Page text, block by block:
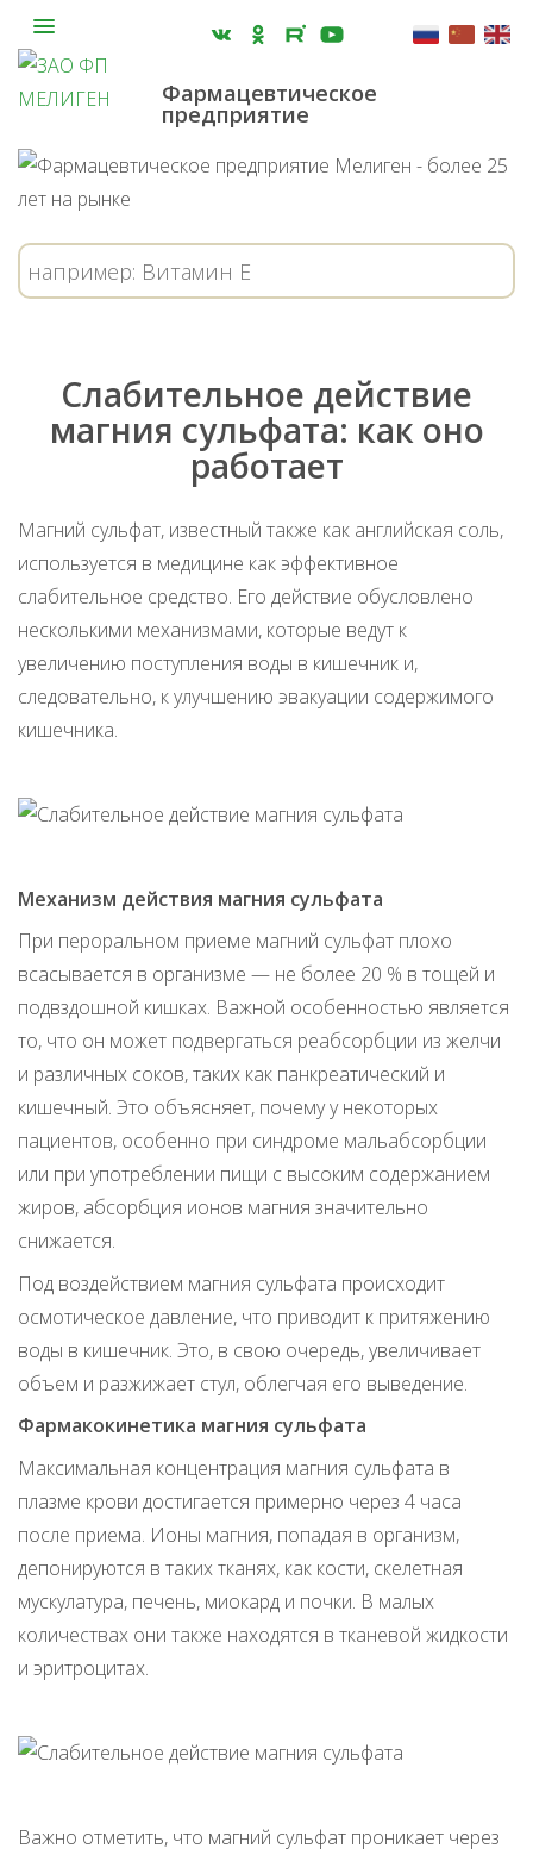
Фармацевтическое
предприятие
Слабительное действие
магния сульфата: как оно
работает
Магний сульфат, известный также как английская соль,
используется в медицине как эффективное
слабительное средство. Его действие обусловлено
несколькими механизмами, которые ведут к
увеличению поступления воды в кишечник и,
следовательно, к улучшению эвакуации содержимого
кишечника.
Механизм действия магния сульфата
При пероральном приеме магний сульфат плохо
всасывается в организме — не более 20 % в тощей и
подвздошной кишках. Важной особенностью является
то, что он может подвергаться реабсорбции из желчи
и различных соков, таких как панкреатический и
кишечный. Это объясняет, почему у некоторых
пациентов, особенно при синдроме мальабсорбции
или при употреблении пищи с высоким содержанием
жиров, абсорбция ионов магния значительно
снижается.
Под воздействием магния сульфата происходит
осмотическое давление, что приводит к притяжению
воды в кишечник. Это, в свою очередь, увеличивает
объем и разжижает стул, облегчая его выведение.
Фармакокинетика магния сульфата
Максимальная концентрация магния сульфата в
плазме крови достигается примерно через 4 часа
после приема. Ионы магния, попадая в организм,
депонируются в таких тканях, как кости, скелетная
мускулатура, печень, миокард и почки. В малых
количествах они также находятся в тканевой жидкости
и эритроцитах.
Важно отметить, что магний сульфат проникает через